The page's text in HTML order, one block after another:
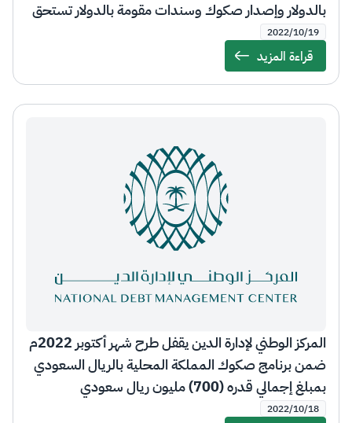
بالدولار وإصدار صكوك وسندات مقومة بالدولار تستحق
في عام 2028م و 2032م، على التوالي
2022/10/19
قراءة المزيد
Details
المركز الوطني لإدارة الدين يقفل طرح شهر أكتوبر 2022م
ضمن برنامج صكوك المملكة المحلية بالريال السعودي
بمبلغ إجمالي قدره (700) مليون ريال سعودي
2022/10/18